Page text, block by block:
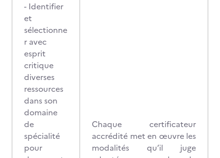
- Identifier
et
sélectionne
r avec
esprit
critique
diverses
ressources
dans son
domaine
de
spécialité
pour
Chaque certificateur
accrédité met en œuvre les
modalités qu’il juge